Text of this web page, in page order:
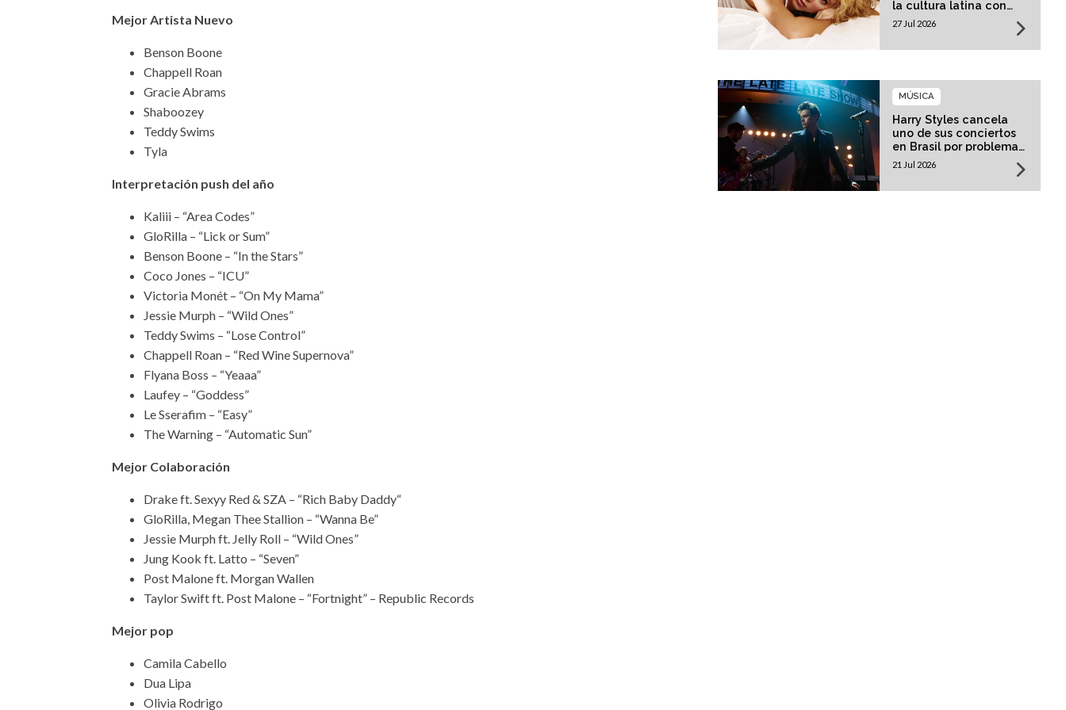
Mejor Artista Nuevo
Benson Boone
Chappell Roan
Gracie Abrams
Shaboozey
Teddy Swims
Tyla
Interpretación push del año
Kaliii – “Area Codes”
GloRilla – “Lick or Sum”
Benson Boone – “In the Stars”
Coco Jones – “ICU”
Victoria Monét – “On My Mama”
Jessie Murph – “Wild Ones”
Teddy Swims – “Lose Control”
Chappell Roan – “Red Wine Supernova”
Flyana Boss – “Yeaaa”
Laufey – “Goddess”
Le Sserafim – “Easy”
The Warning – “Automatic Sun”
Mejor Colaboración
Drake ft. Sexyy Red & SZA – “Rich Baby Daddy“
GloRilla, Megan Thee Stallion – “Wanna Be”
Jessie Murph ft. Jelly Roll – “Wild Ones”
Jung Kook ft. Latto – “Seven”
Post Malone ft. Morgan Wallen
Taylor Swift ft. Post Malone – “Fortnight” – Republic Records
Mejor pop
Camila Cabello
Dua Lipa
Olivia Rodrigo
la cultura latina con
una residencia histórica
27 Jul 2026
Harry Styles cancela
uno de sus conciertos
en Brasil por problemas
de salud
MÚSICA
21 Jul 2026